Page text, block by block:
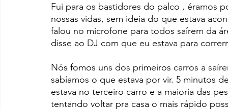
Fui para os bastidores do palco , éramos
nossas vidas, sem ideia do que estava
falou no microfone para todos saírem da
disse ao DJ com que eu estava para
Nós fomos uns dos primeiros carros a
sabíamos o que estava por vir. 5 minutos
estava no terceiro carro e a maioria das
tentando voltar pra casa o mais rápido